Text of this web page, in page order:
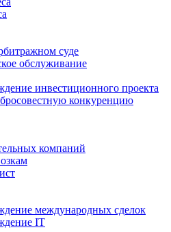
суде
обслуживание
инвестиционного проекта
конкуренцию
компаний
международных сделок
IT